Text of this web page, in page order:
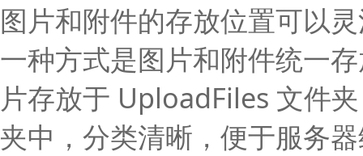
图片和附件的存放位置可以
一种方式是图片和附件统一
片存放于 UploadFiles 文件
夹中，分类清晰，便于服务